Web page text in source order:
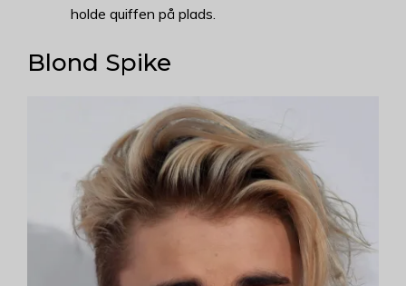
holde quiffen på plads.
Blond Spike